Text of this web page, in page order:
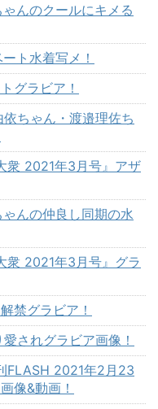
んのクールにキメる
ト水着写メ！
グラビア！
ちゃん・渡邉理佐ち
衆 2021年3月号』アザ
んの仲良し同期の水
衆 2021年3月号』グラ
禁グラビア！
されグラビア画像！
FLASH 2021年2月23
像&動画！